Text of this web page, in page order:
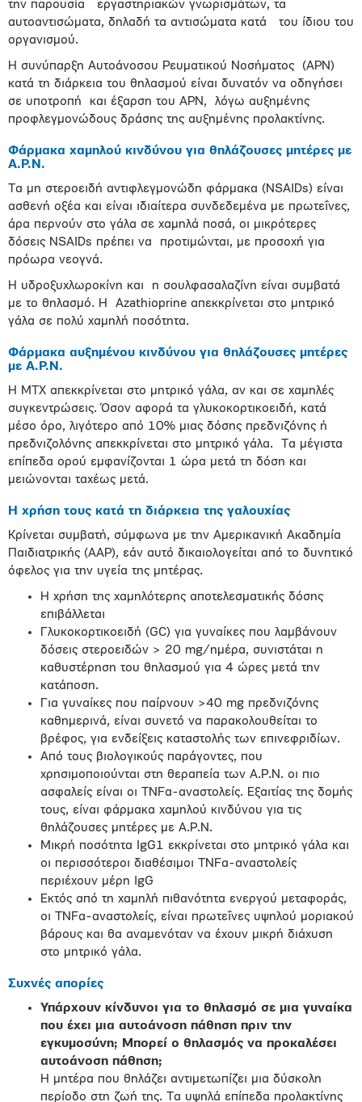
την παρουσία εργαστηριακών γνωρισμάτων, τα
αυτοαντισώματα, δηλαδή τα αντισώματα κατά του ίδιου του
οργανισμού.
Η συνύπαρξη Αυτοάνοσου Ρευματικού Νοσήματος (ΑΡΝ)
κατά τη διάρκεια του θηλασμού είναι δυνατόν να οδηγήσει
σε υποτροπή και έξαρση του ΑΡΝ, λόγω αυξημένης
προφλεγμονώδους δράσης της αυξημένης προλακτίνης.
Φάρμακα χαμηλού κινδύνου για θηλάζουσες μητέρες με
Α.Ρ.Ν.
Τα μη στεροειδή αντιφλεγμονώδη φάρμακα (NSAIDs) είναι
ασθενή οξέα και είναι ιδιαίτερα συνδεδεμένα με πρωτεΐνες,
άρα περνούν στο γάλα σε χαμηλά ποσά, οι μικρότερες
δόσεις NSAIDs πρέπει να προτιμώνται, με προσοχή για
πρόωρα νεογνά.
Η υδροξυχλωροκίνη και η σουλφασαλαζίνη είναι συμβατά
με το θηλασμό. Η Azathioprine απεκκρίνεται στο μητρικό
γάλα σε πολύ χαμηλή ποσότητα.
Φάρμακα αυξημένου κινδύνου για θηλάζουσες μητέρες
με Α.Ρ.Ν.
Η ΜΤΧ απεκκρίνεται στο μητρικό γάλα, αν και σε χαμηλές
συγκεντρώσεις. Όσον αφορά τα γλυκοκορτικοειδή, κατά
μέσο όρο, λιγότερο από 10% μιας δόσης πρεδνιζόνης ή
πρεδνιζολόνης απεκκρίνεται στο μητρικό γάλα. Τα μέγιστα
επίπεδα ορού εμφανίζονται 1 ώρα μετά τη δόση και
μειώνονται ταχέως μετά.
Η χρήση τους κατά τη διάρκεια της γαλουχίας
Κρίνεται συμβατή, σύμφωνα με την Αμερικανική Ακαδημία
Παιδιατρικής (ΑΑΡ), εάν αυτό δικαιολογείται από το δυνητικό
όφελος για την υγεία της μητέρας.
Η χρήση της χαμηλότερης αποτελεσματικής δόσης
επιβάλλεται
Γλυκοκορτικοειδή (GC) για γυναίκες που λαμβάνουν
δόσεις στεροειδών > 20 mg/ημέρα, συνιστάται η
καθυστέρηση του θηλασμού για 4 ώρες μετά την
κατάποση.
Για γυναίκες που παίρνουν >40 mg πρεδνιζόνης
καθημερινά, είναι συνετό να παρακολουθείται το
βρέφος, για ενδείξεις καταστολής των επινεφριδίων.
Από τους βιολογικούς παράγοντες, που
χρησιμοποιούνται στη θεραπεία των Α.Ρ.Ν. οι πιο
ασφαλείς είναι οι ΤΝFα-αναστολείς. Εξαιτίας της δομής
τους, είναι φάρμακα χαμηλού κινδύνου για τις
θηλάζουσες μητέρες με Α.Ρ.Ν.
Μικρή ποσότητα IgG1 εκκρίνεται στο μητρικό γάλα και
οι περισσότεροι διαθέσιμοι ΤΝFα-αναστολείς
περιέχουν μέρη IgG
Εκτός από τη χαμηλή πιθανότητα ενεργού μεταφοράς,
οι TNFα-αναστολείς, είναι πρωτεΐνες υψηλού μοριακού
βάρους και θα αναμενόταν να έχουν μικρή διάχυση
στο μητρικό γάλα.
Συχνές απορίες
Υπάρχουν κίνδυνοι για το θηλασμό σε μια γυναίκα
που έχει μια αυτοάνοση πάθηση πριν την
εγκυμοσύνη; Μπορεί ο θηλασμός να προκαλέσει
αυτοάνοση πάθηση;
Η μητέρα που θηλάζει αντιμετωπίζει μια δύσκολη
περίοδο στη ζωή της. Τα υψηλά επίπεδα προλακτίνης